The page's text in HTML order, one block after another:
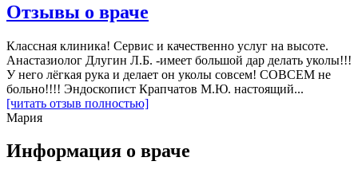
Отзывы о враче
Классная клиника! Сервис и качественно услуг на высоте.
Анастазиолог Длугин Л.Б. -имеет большой дар делать уколы!!!
У него лёгкая рука и делает он уколы совсем! СОВСЕМ не
больно!!!! Эндоскопист Крапчатов М.Ю. настоящий...
[читать отзыв полностью]
Мария
Информация о враче